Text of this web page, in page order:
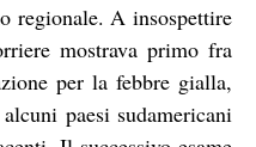
regionale. A insospettire
mostrava primo fra
per la febbre gialla,
paesi sudamericani